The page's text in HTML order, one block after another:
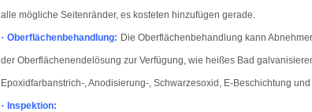
alle mögliche Seitenränder, es kosteten hinzufügen gerade.
· Oberflächenbehandlung: Die Oberflächenbehandlung kann
der Oberflächenendelösung zur Verfügung, wie heißes Bad
Epoxidfarbanstrich-, Anodisierung-, Schwarzesoxid, E-Beschichtung und
· Inspektion: